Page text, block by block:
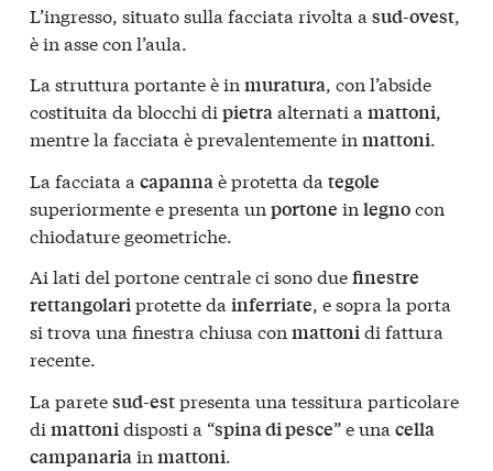
L’ingresso, situato sulla facciata rivolta a sud-ovest,
è in asse con l’aula.
La struttura portante è in muratura, con l’abside
costituita da blocchi di pietraalternati a mattoni,
mentre la facciata è prevalentemente in mattoni.
La facciata a capannaè protetta da tegole
superiormente e presenta un portone in legnocon
chiodature geometriche.
Ai lati del portone centrale ci sono duefinestre
rettangolariprotette da inferriate, e sopra la porta
si trova una finestra chiusa con mattonidi fattura
recente.
La paretesud-estpresenta una tessitura particolare
di mattonidisposti a “spina di pesce” e una cella
campanariain mattoni.